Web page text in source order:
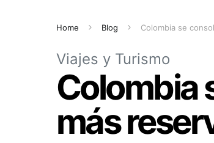
Home Blog Colombia se
Viajes y Turismo
Colombia
más